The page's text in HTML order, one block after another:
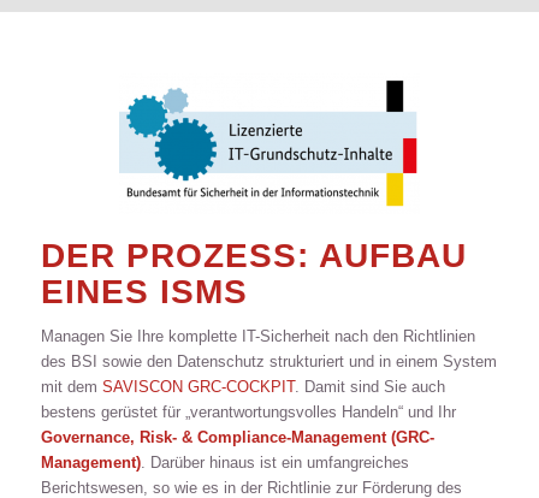
DER PROZESS: AUFBAU
EINES ISMS
Managen Sie Ihre komplette IT-Sicherheit nach den Richtlinien
des BSI sowie den Datenschutz strukturiert und in einem System
mit dem SAVISCON GRC-COCKPIT. Damit sind Sie auch
bestens gerüstet für „verantwortungsvolles Handeln“ und Ihr
Governance, Risk- & Compliance-Management (GRC-
Management). Darüber hinaus ist ein umfangreiches
Berichtswesen, so wie es in der Richtlinie zur Förderung des